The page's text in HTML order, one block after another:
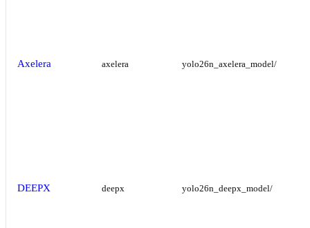
Axelera axelera yolo26n_axelera_model/
DEEPX deepx yolo26n_deepx_model/